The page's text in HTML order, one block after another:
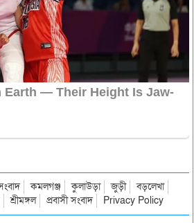
কমলগঞ্জ কুলাউড়া জুড়ী
বড়লেখা
শ্রীমঙ্গল প্রবাসী সংবাদ Privacy Policy